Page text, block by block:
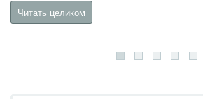
Читать целиком